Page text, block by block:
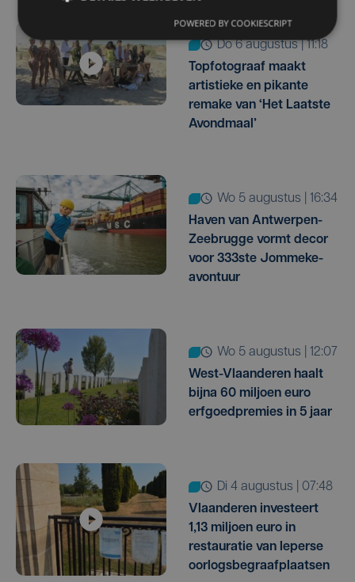
do 6 augustus | 11:18
Topfotograaf maakt
artistieke en pikante
remake van ‘Het Laatste
Avondmaal’
wo 5 augustus | 16:34
Haven van Antwerpen-
Zeebrugge vormt decor
voor 333ste Jommeke-
avontuur
wo 5 augustus | 12:07
West-Vlaanderen haalt
bijna 60 miljoen euro
erfgoedpremies in 5 jaar
di 4 augustus | 07:48
Vlaanderen investeert
1,13 miljoen euro in
restauratie van Ieperse
oorlogsbegraafplaatsen
POWERED BY COOKIESCRIPT